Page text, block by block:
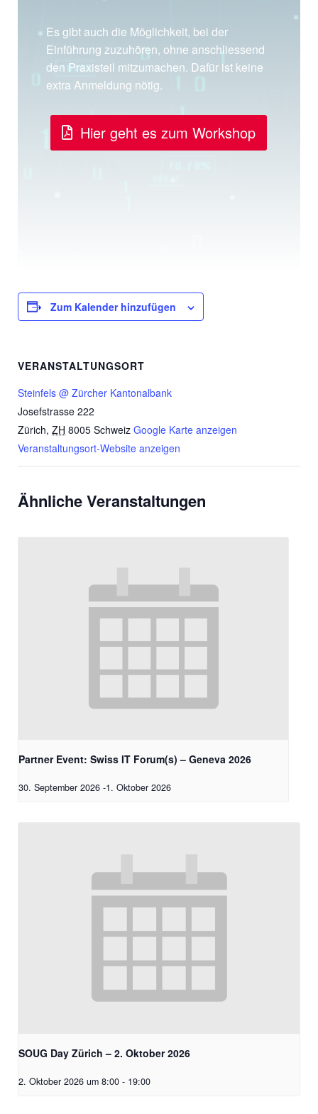
Es gibt auch die Möglichkeit, bei der
Einführung zuzuhören, ohne anschliessend
den Praxisteil mitzumachen. Dafür ist keine
extra Anmeldung nötig.
Hier geht es zum Workshop
Zum Kalender hinzufügen
VERANSTALTUNGSORT
Steinfels @ Zürcher Kantonalbank
Josefstrasse 222
Zürich, ZH 8005 Schweiz Google Karte anzeigen
Veranstaltungsort-Website anzeigen
Ähnliche Veranstaltungen
Partner Event: Swiss IT Forum(s) – Geneva 2026
30. September 2026 -1. Oktober 2026
SOUG Day Zürich – 2. Oktober 2026
2. Oktober 2026 um 8:00 - 19:00